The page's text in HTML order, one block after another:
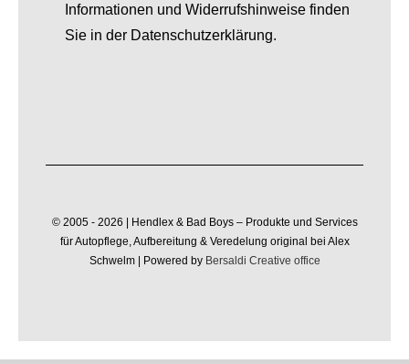
Informationen und Widerrufshinweise finden
Sie in der Datenschutzerklärung.
© 2005 - 2026 | Hendlex & Bad Boys – Produkte und Services
für Autopflege, Aufbereitung & Veredelung original bei Alex
Schwelm | Powered by Bersaldi Creative office